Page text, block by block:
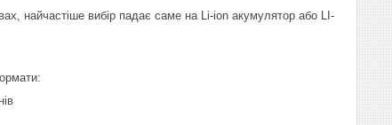
найчастіше вибір падає саме на Li-ion акумулятор або LI-